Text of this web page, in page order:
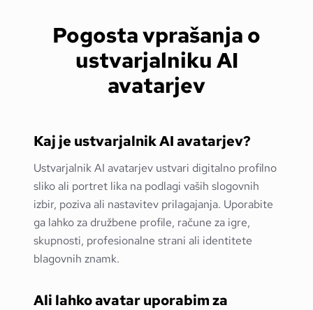
Pogosta vprašanja o
ustvarjalniku AI
avatarjev
Kaj je ustvarjalnik AI avatarjev?
Ustvarjalnik AI avatarjev ustvari digitalno profilno
sliko ali portret lika na podlagi vaših slogovnih
izbir, poziva ali nastavitev prilagajanja. Uporabite
ga lahko za družbene profile, račune za igre,
skupnosti, profesionalne strani ali identitete
blagovnih znamk.
Ali lahko avatar uporabim za